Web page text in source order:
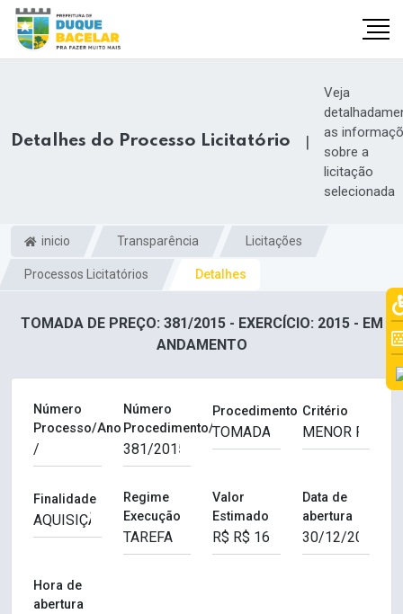
Detalhes do Processo Licitatório |
Veja
as
sobre a
licitação
selecionada
inicio Transparência Licitações
Processos Licitatórios Detalhes
TOMADA DE PREÇO: 381/2015 - EXERCÍCIO: 2015 - EM
ANDAMENTO
Número
Processo/Ano
Número
Procedimento/Ano
Procedimento Critério
Finalidade
Regime
Execução
Valor
Estimado
Data de
abertura
Hora de
abertura